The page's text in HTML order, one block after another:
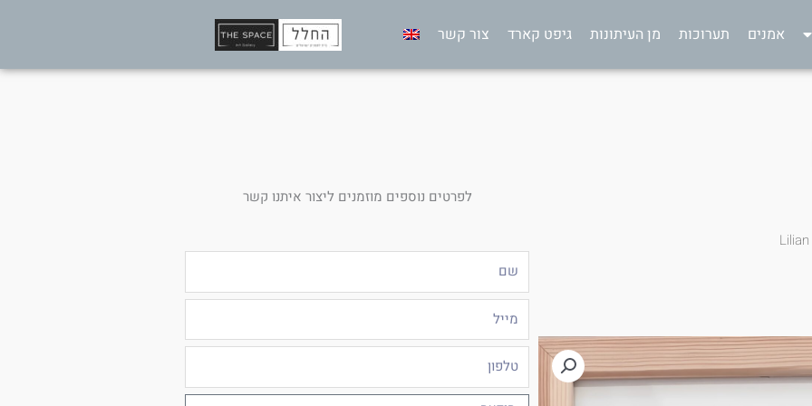
אמנים תערוכות מן העיתונות גיפט קארד צור קשר
לפרטים נוספים מוזמנים ליצור איתנו קשר
טלפון